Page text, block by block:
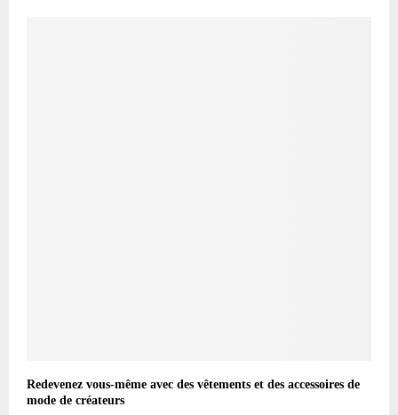
Redevenez vous-même avec des vêtements et des accessoires de
mode de créateurs